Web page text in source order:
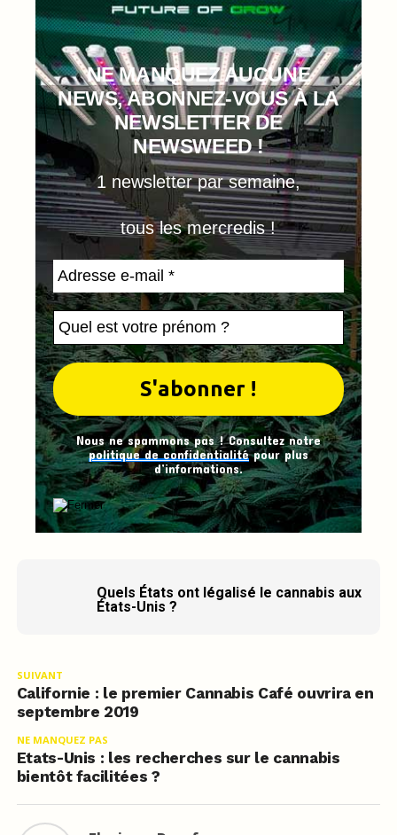
NE MANQUEZ AUCUNE
NEWS, ABONNEZ-VOUS À LA
NEWSLETTER DE
NEWSWEED !
1 newsletter par semaine,
tous les mercredis !
Nous ne spammons pas ! Consultez notre
politique de confidentialitépour plus
d’informations.
Quels États ont légalisé le cannabis aux
États-Unis ?
SUIVANT
Californie : le premier Cannabis Café ouvrira en
septembre 2019
NE MANQUEZ PAS
Etats-Unis : les recherches sur le cannabis
bientôt facilitées ?